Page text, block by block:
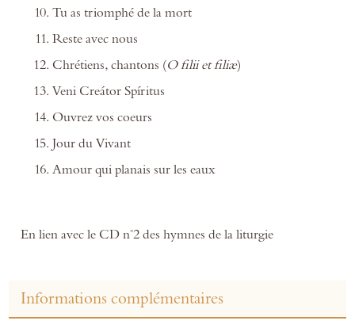
Tu as triomphé de la mort
Reste avec nous
Chrétiens, chantons (O filii et filiæ)
Veni Creátor Spíritus
Ouvrez vos coeurs
Jour du Vivant
Amour qui planais sur les eaux
En lien avec le CD n°2 des hymnes de la liturgie
Informations complémentaires